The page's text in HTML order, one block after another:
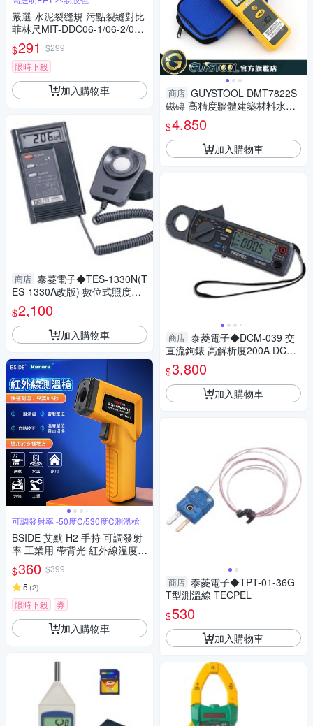
嚴選 水泥裂縫規 污點裂縫對比
菲林尺MIT-DDC06-1/06-2/06-
3三入
$291 $299
限時下殺
加入購物車
商店 泰菱電子◆TES-1330N(T
ES-1330A改版) 數位式照度計
3 1/2位液晶顯示TECPEL
$2,100
加入購物車
可調發射率 -50度C/530度C測溫槍
BSIDE 艾默 H2 手持 可調發射
率 工業用 帶背光 紅外線溫度槍
紅外線測溫儀 紅外線溫度計 非
接觸式溫度計 手持式感溫棒 食
品溫度計 電子溫度計 感應測溫
槍
$360 $399
5 (2)
限時下殺 券
加入購物車
商店 GUYSTOOL DMT7822S
磁磚 高精度牆體建築材料水份
儀 0~40% 牆體水分 浴室牆體
濕度
$4,850
加入購物車
商店 泰菱電子◆DCM-039 交
直流鉤錶 高解析度200A DCM0
39 TECPEL
$3,800
加入購物車
商店 泰菱電子◆TPT-01-36G
T型測溫線 TECPEL
$530
加入購物車